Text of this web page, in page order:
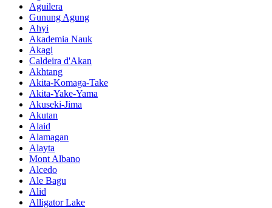
Aguilera
Gunung Agung
Ahyi
Akademia Nauk
Akagi
Caldeira d'Akan
Akhtang
Akita-Komaga-Take
Akita-Yake-Yama
Akuseki-Jima
Akutan
Alaid
Alamagan
Alayta
Mont Albano
Alcedo
Ale Bagu
Alid
Alligator Lake